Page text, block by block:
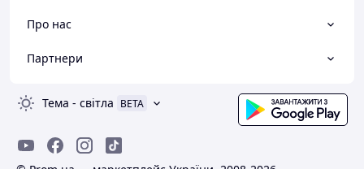
Про нас
Партнери
Тема - світла BETA